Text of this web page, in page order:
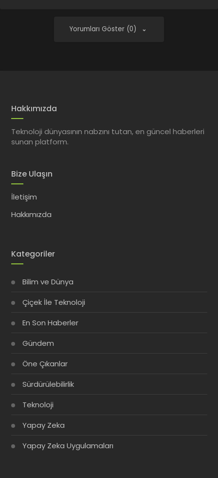
Yorumları Göster (0)
Hakkımızda
Teknoloji dünyasının nabzını tutan, en güncel haberleri
sunan platform.
Bize Ulaşın
İletişim
Hakkımızda
Kategoriler
Bilim ve Dünya
Çiçek İle Teknoloji
En Son Haberler
Gündem
Öne Çıkanlar
Sürdürülebilirlik
Teknoloji
Yapay Zeka
Yapay Zeka Uygulamaları